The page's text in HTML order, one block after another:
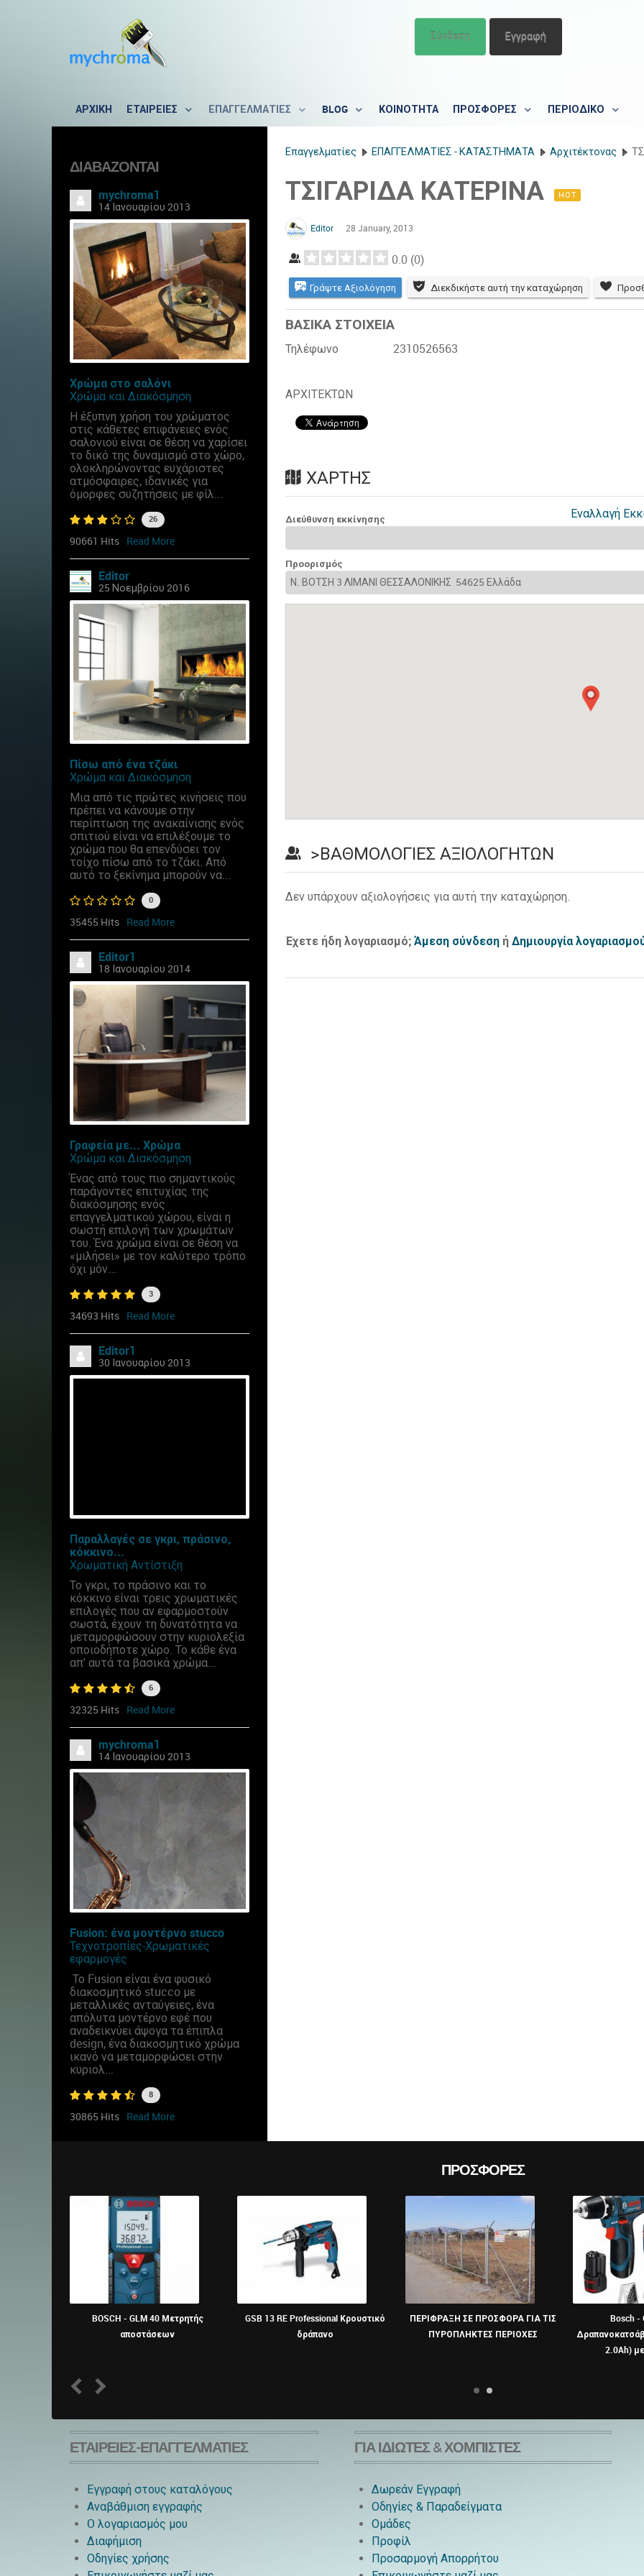
Σύνδεση Εγγραφή
ΑΡΧΙΚΗ ΕΤΑΙΡΕΙΕΣ ΕΠΑΓΓΕΛΜΑΤΙΕΣ BLOG ΚΟΙΝΟΤΗΤΑ ΠΡΟΣΦΟΡΕΣ ΠΕΡΙΟΔΙΚΟ
ΔΙΑΒΆΖΟΝΤΑΙ
mychroma1
14 Ιανουαρίου 2013
Χρώμα στο σαλόνι
Χρώμα και Διακόσμηση
Η έξυπνη χρήση του χρώματος
στις κάθετες επιφάνειες ενός
σαλονιού είναι σε θέση να χαρίσει
το δικό της δυναμισμό στο χώρο,
ολοκληρώνοντας ευχάριστες
ατμόσφαιρες, ιδανικές για
όμορφες συζητήσεις με φίλ...
26
90661 Hits Read More
Editor
25 Νοεμβρίου 2016
Πίσω από ένα τζάκι
Χρώμα και Διακόσμηση
Μια από τις πρώτες κινήσεις που
πρέπει να κάνουμε στην
περίπτωση της ανακαίνισης ενός
σπιτιού είναι να επιλέξουμε το
χρώμα που θα επενδύσει τον
τοίχο πίσω από το τζάκι. Από
αυτό το ξεκίνημα μπορούν να...
0
35455 Hits Read More
Editor1
18 Ιανουαρίου 2014
Γραφεία με... Χρώμα
Χρώμα και Διακόσμηση
Ένας από τους πιο σημαντικούς
παράγοντες επιτυχίας της
διακόσμησης ενός
επαγγελματικού χώρου, είναι η
σωστή επιλογή των χρωμάτων
του. Ένα χρώμα είναι σε θέση να
«μιλήσει» με τον καλύτερο τρόπο
όχι μόν...
3
34693 Hits Read More
Editor1
30 Ιανουαρίου 2013
Παραλλαγές σε γκρι, πράσινο,
κόκκινο...
Χρωματική Αντίστιξη
Το γκρι, το πράσινο και το
κόκκινο είναι τρεις χρωματικές
επιλογές που αν εφαρμοστούν
σωστά, έχουν τη δυνατότητα να
μεταμορφώσουν στην κυριολεξία
οποιοδήποτε χώρο. Το κάθε ένα
απ' αυτά τα βασικά χρώμα...
6
32325 Hits Read More
mychroma1
14 Ιανουαρίου 2013
Fusion: ένα μοντέρνο stucco
Τεχνοτροπίες-Χρωματικές
εφαρμογές
Το Fusion είναι ένα φυσικό
διακοσμητικό stucco με
μεταλλικές ανταύγειες, ένα
απόλυτα μοντέρνο εφέ που
αναδεικνύει άψογα τα έπιπλα
design, ένα διακοσμητικό χρώμα
ικανό να μεταμορφώσει στην
κυριολ...
8
30865 Hits Read More
Επαγγελματίες ΕΠΑΓΓΕΛΜΑΤΙΕΣ - ΚΑΤΑΣΤΗΜΑΤΑ Αρχιτέκτονας
ΤΣΙΓΑΡΙΔΑ ΚΑΤΕΡΙΝΑ HOT
Editor 28 January, 2013
0.0 (0)
Γράψτε Αξιολόγηση Διεκδικήστε αυτή την καταχώρηση
ΒΑΣΙΚΑ ΣΤΟΙΧΕΙΑ
Τηλέφωνο 2310526563
ΑΡΧΙΤΕΚΤΩΝ
ΧΆΡΤΗΣ
Εναλλαγή
Διεύθυνση εκκίνησης
Προορισμός
>ΒΑΘΜΟΛΟΓΊΕΣ ΑΞΙΟΛΟΓΗΤΏΝ
Δεν υπάρχουν αξιολογήσεις για αυτή την καταχώρηση.
Έχετε ήδη λογαριασμό; Άμεση σύνδεση ή Δημιουργία
ΠΡΟΣΦΟΡΈΣ
BOSCH - GLM 40 Μετρητής
αποστάσεων
GSB 13 RE Professional Κρουστικό
δράπανο
ΠΕΡΙΦΡΑΞΗ ΣΕ ΠΡΟΣΦΟΡΑ ΓΙΑ ΤΙΣ
ΠΥΡΟΠΛΗΚΤΕΣ ΠΕΡΙΟΧΕΣ
Bosch -
2.0Ah)
ΕΤΑΙΡΕΊΕΣ-ΕΠΑΓΓΕΛΜΑΤΊΕΣ
Εγγραφή στους καταλόγους
Αναβάθμιση εγγραφής
O λογαριασμός μου
Διαφήμιση
Οδηγίες χρήσης
ΓΙΑ ΙΔΙΏΤΕΣ & ΧΟΜΠΊΣΤΕΣ
Δωρεάν Εγγραφή
Οδηγίες & Παραδείγματα
Ομάδες
Προφίλ
Προσαρμογή Απορρήτου